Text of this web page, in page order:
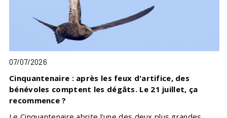
07/07/2026
Cinquantenaire : après les feux d'artifice, des
bénévoles comptent les dégâts. Le 21 juillet, ça
recommence ?